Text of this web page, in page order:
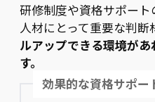
研修制度や資格サポー
人材にとって重要な判断
ルアップできる環境が
す。
効果的な資格サポー